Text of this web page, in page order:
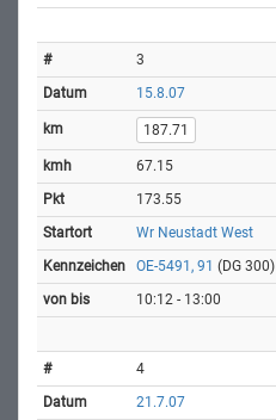
3
15.8.07
187.71
67.15
173.55
Wr Neustadt West
OE-5491, 91 (DG 300)
10:12 - 13:00
4
21.7.07